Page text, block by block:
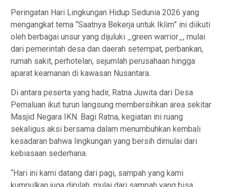
Peringatan Hari Lingkungan Hidup Sedunia 2026 yang
mengangkat tema “Saatnya Bekerja untuk Iklim” ini diikuti
oleh berbagai unsur yang dijuluki _green warrior_, mulai
dari pemerintah desa dan daerah setempat, perbankan,
rumah sakit, perhotelan, sejumlah perusahaan hingga
aparat keamanan di kawasan Nusantara.
Di antara peserta yang hadir, Ratna Juwita dari Desa
Pemaluan ikut turun langsung membersihkan area sekitar
Masjid Negara IKN. Bagi Ratna, kegiatan ini ruang
sekaligus aksi bersama dalam menumbuhkan kembali
kesadaran bahwa lingkungan yang bersih dimulai dari
kebiasaan sederhana.
“Hari ini kami datang dari pagi, sampah yang kami
kumpulkan juga dipilah, mulai dari sampah yang bisa